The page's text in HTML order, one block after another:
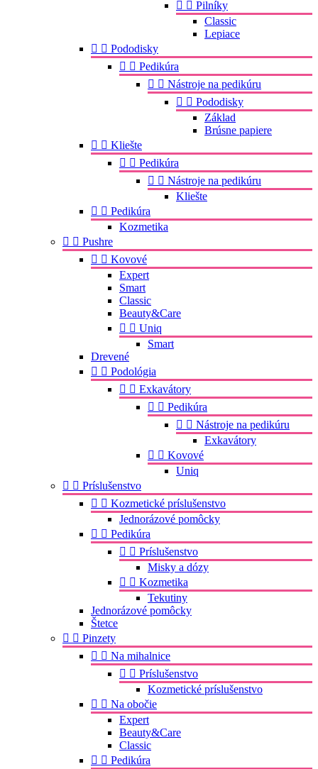
  Pilníky
Classic
Lepiace
  Pododisky
  Pedikúra
  Nástroje na pedikúru
  Pododisky
Základ
Brúsne papiere
  Kliešte
  Pedikúra
  Nástroje na pedikúru
Kliešte
  Pedikúra
Kozmetika
  Pushre
  Kovové
Expert
Smart
Classic
Beauty&Care
  Uniq
Smart
Drevené
  Podológia
  Exkavátory
  Pedikúra
  Nástroje na pedikúru
Exkavátory
  Kovové
Uniq
  Príslušenstvo
  Kozmetické príslušenstvo
Jednorázové pomôcky
  Pedikúra
  Príslušenstvo
Misky a dózy
  Kozmetika
Tekutiny
Jednorázové pomôcky
Štetce
  Pinzety
  Na mihalnice
  Príslušenstvo
Kozmetické príslušenstvo
  Na obočie
Expert
Beauty&Care
Classic
  Pedikúra